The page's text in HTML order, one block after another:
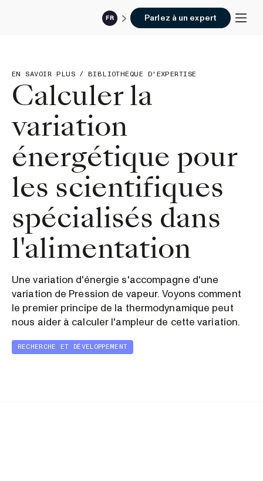
FR Parlez à un expert
EN SAVOIR PLUS / BIBLIOTHÈQUE D'EXPERTISE
Calculer la
variation
énergétique pour
les scientifiques
spécialisés dans
l'alimentation
Une variation d'énergie s'accompagne d'une
variation de Pression de vapeur. Voyons comment
le premier principe de la thermodynamique peut
nous aider à calculer l'ampleur de cette variation.
RECHERCHE ET DÉVELOPPEMENT